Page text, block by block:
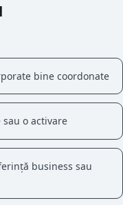
bine coordonate
o activare
business sau